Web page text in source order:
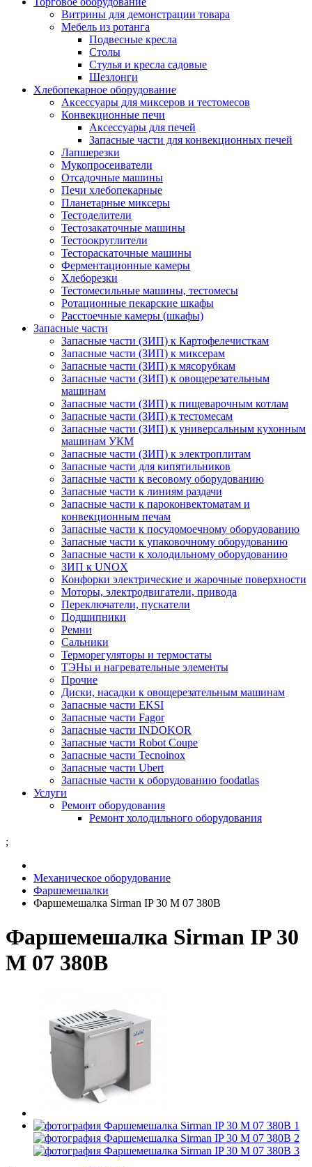
Витрины для демонстрации товара
Мебель из ротанга
Подвесные кресла
Столы
Стулья и кресла садовые
Шезлонги
Хлебопекарное оборудование
Аксессуары для миксеров и тестомесов
Конвекционные печи
Аксессуары для печей
Запасные части для конвекционных печей
Лапшерезки
Мукопросеиватели
Отсадочные машины
Печи хлебопекарные
Планетарные миксеры
Тестоделители
Тестозакаточные машины
Тестоокруглители
Тестораскаточные машины
Ферментационные камеры
Хлеборезки
Тестомесильные машины, тестомесы
Ротационные пекарские шкафы
Расстоечные камеры (шкафы)
Запасные части
Запасные части (ЗИП) к Картофелечисткам
Запасные части (ЗИП) к миксерам
Запасные части (ЗИП) к мясорубкам
Запасные части (ЗИП) к овощерезательным
машинам
Запасные части (ЗИП) к пищеварочным котлам
Запасные части (ЗИП) к тестомесам
Запасные части (ЗИП) к универсальным кухонным
машинам УКМ
Запасные части (ЗИП) к электроплитам
Запасные части для кипятильников
Запасные части к весовому оборудованию
Запасные части к линиям раздачи
Запасные части к пароконвектоматам и
конвекционным печам
Запасные части к посудомоечному оборудованию
Запасные части к упаковочному оборудованию
Запасные части к холодильному оборудованию
ЗИП к UNOX
Конфорки электрические и жарочные поверхности
Моторы, электродвигатели, привода
Переключатели, пускатели
Подшипники
Ремни
Сальники
Терморегуляторы и термостаты
ТЭНы и нагревательные элементы
Прочие
Диски, насадки к овощерезательным машинам
Запасные части EKSI
Запасные части Fagor
Запасные части INDOKOR
Запасные части Robot Coupe
Запасные части Tecnoinox
Запасные части Ubert
Запасные части к оборудованию foodatlas
Услуги
Ремонт оборудования
Ремонт холодильного оборудования
;
Механическое оборудование
Фаршемешалки
Фаршемешалка Sirman IP 30 M 07 380В
Фаршемешалка Sirman IP 30
M 07 380В